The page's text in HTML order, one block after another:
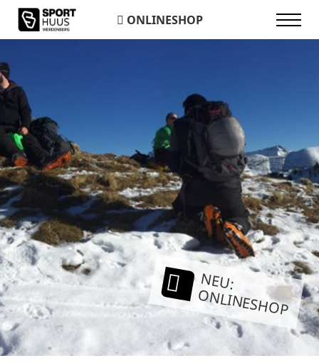
ONLINESHOP
NEU:
ONLINESHOP